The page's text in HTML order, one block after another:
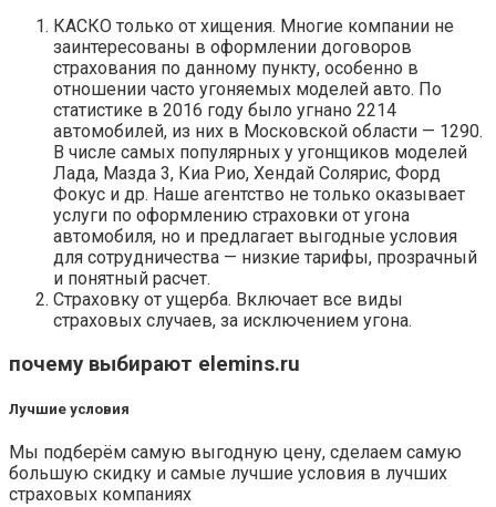
КАСКО только от хищения. Многие компании не
заинтересованы в оформлении договоров
страхования по данному пункту, особенно в
отношении часто угоняемых моделей авто. По
статистике в 2016 году было угнано 2214
автомобилей, из них в Московской области — 1290.
В числе самых популярных у угонщиков моделей
Лада, Мазда 3, Киа Рио, Хендай Солярис, Форд
Фокус и др. Наше агентство не только оказывает
услуги по оформлению страховки от угона
автомобиля, но и предлагает выгодные условия
для сотрудничества — низкие тарифы, прозрачный
и понятный расчет.
Страховку от ущерба. Включает все виды
страховых случаев, за исключением угона.
почему выбирают elemins.ru
Лучшие условия
Мы подберём самую выгодную цену, сделаем самую
большую скидку и самые лучшие условия в лучших
страховых компаниях